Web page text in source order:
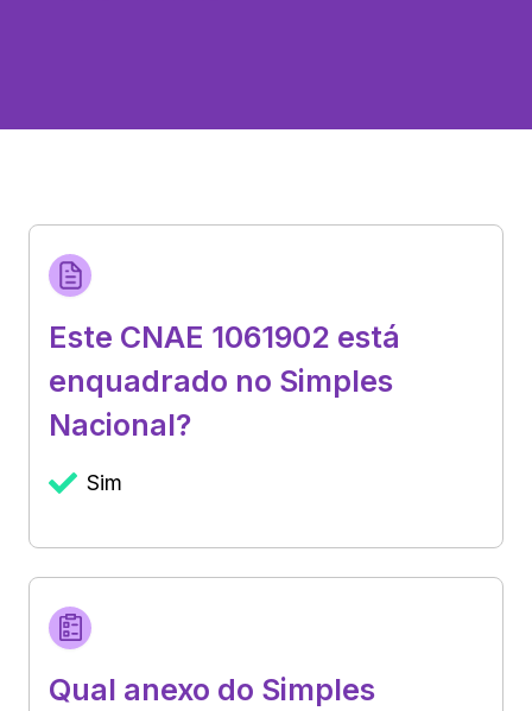
Este CNAE 1061902 está
enquadrado no Simples
Nacional?
Sim
Qual anexo do Simples